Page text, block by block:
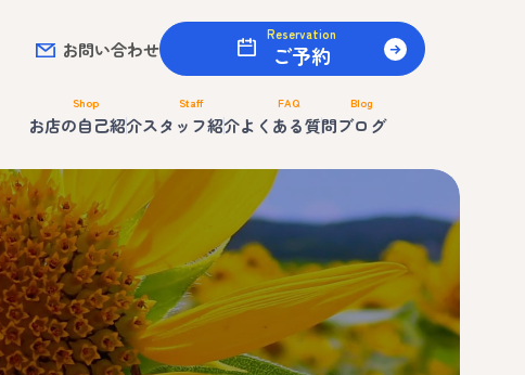
お問い合わせ
Reservation
ご予約
Shop
お店の自己紹介
Staff
スタッフ紹介
FAQ
よくある質問
Blog
ブログ